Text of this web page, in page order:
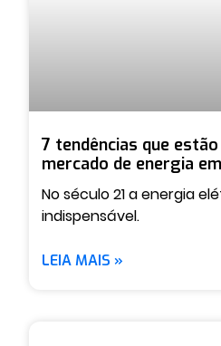
7 tendências que
mercado de energia
No século 21 a energia
indispensável.
LEIA MAIS »